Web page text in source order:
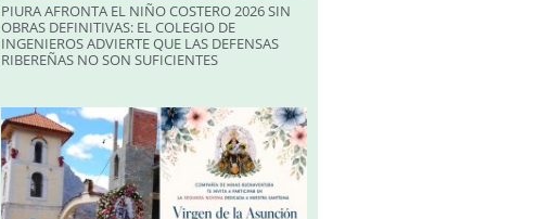
PIURA AFRONTA EL NIÑO COSTERO 2026 SIN
OBRAS DEFINITIVAS: EL COLEGIO DE
INGENIEROS ADVIERTE QUE LAS DEFENSAS
RIBEREÑAS NO SON SUFICIENTES